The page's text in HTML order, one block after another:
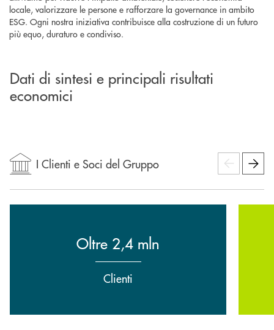
locale, valorizzare le persone e rafforzare la governance in ambito
ESG. Ogni nostra iniziativa contribuisce alla costruzione di un futuro
più equo, duraturo e condiviso.
Dati di sintesi e principali risultati
economici
I Clienti e Soci del Gruppo
Oltre 2,4 mln
Clienti